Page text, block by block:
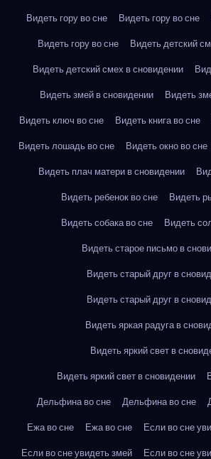
Видеть гору во сне
Видеть гору во сне
Видеть гору во сне
Видеть детский
Видеть детский смех в сновидении
Видеть змей в сновидении
Видеть
Видеть ключ во сне
Видеть книга во сне
Видеть лошадь во сне
Видеть окно во сне
Видеть плач матери в сновидении
Видеть ребенок во сне
Видеть
Видеть собака во сне
Видеть
Видеть старое письмо в
Видеть старый друг в
Видеть старый друг в
Видеть яркая радуга в
Видеть яркий свет в
Видеть яркий свет в сновидении
Дельфина во сне
Дельфина во сне
Ежа во сне
Ежа во сне
Если во сне
Если во сне увидеть змей
Если во сне